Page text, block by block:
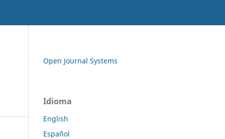
Open Journal Systems
Idioma
English
Español